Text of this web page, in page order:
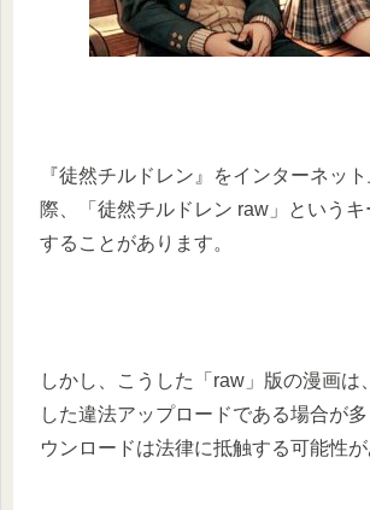
『徒然チルドレン』をインターネッ
際、「徒然チルドレン raw」という
することがあります。
しかし、こうした「raw」版の漫画は
した違法アップロードである場合が
ウンロードは法律に抵触する可能性が